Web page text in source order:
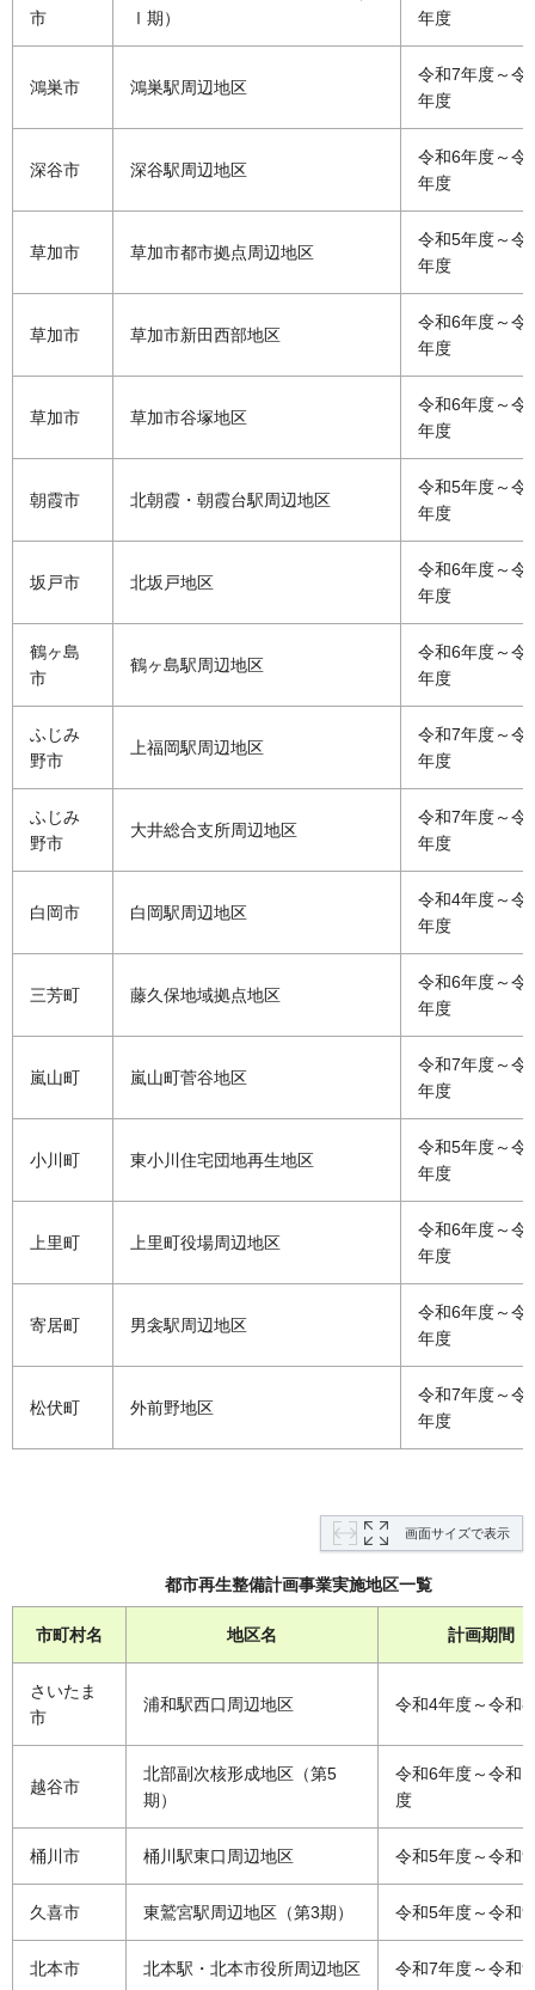
市
Ⅰ期）
年度
鴻巣市 鴻巣駅周辺地区
令和7年度～令
年度
深谷市 深谷駅周辺地区
令和6年度～令
年度
草加市 草加市都市拠点周辺地区
令和5年度～令
年度
草加市 草加市新田西部地区
令和6年度～令
年度
草加市 草加市谷塚地区
令和6年度～令
年度
朝霞市 北朝霞・朝霞台駅周辺地区
令和5年度～令
年度
坂戸市 北坂戸地区
令和6年度～令
年度
鶴ヶ島
市
鶴ヶ島駅周辺地区
令和6年度～令
年度
ふじみ
野市
上福岡駅周辺地区
令和7年度～令
年度
ふじみ
野市
大井総合支所周辺地区
令和7年度～令
年度
白岡市 白岡駅周辺地区
令和4年度～令
年度
三芳町 藤久保地域拠点地区
令和6年度～令
年度
嵐山町 嵐山町菅谷地区
令和7年度～令
年度
小川町 東小川住宅団地再生地区
令和5年度～令
年度
上里町 上里町役場周辺地区
令和6年度～令
年度
寄居町 男衾駅周辺地区
令和6年度～令
年度
松伏町 外前野地区
令和7年度～令
年度
画面サイズで表示
都市再生整備計画事業実施地区一覧
市町村名 地区名 計画期間
さいたま
市
浦和駅西口周辺地区 令和4年度～令和8
越谷市
北部副次核形成地区（第5
期）
令和6年度～令和
度
桶川市 桶川駅東口周辺地区 令和5年度～令和9
久喜市 東鷲宮駅周辺地区（第3期） 令和5年度～令和9
北本市 北本駅・北本市役所周辺地区 令和7年度～令和9